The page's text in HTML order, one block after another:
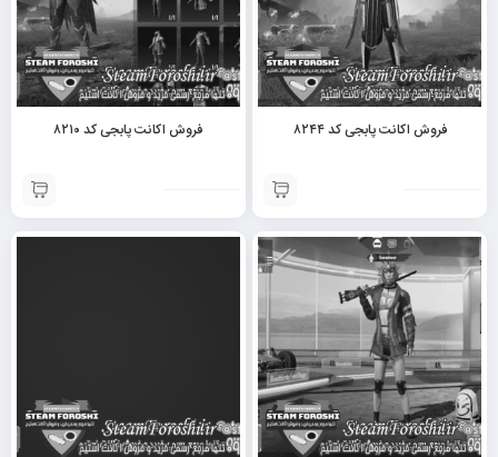
فروش اکانت پابجی کد ۸۲۴۴ فروش اکانت پابجی کد ۸۲۱۰